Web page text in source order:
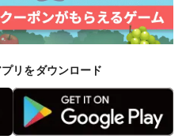
リをダウンロード